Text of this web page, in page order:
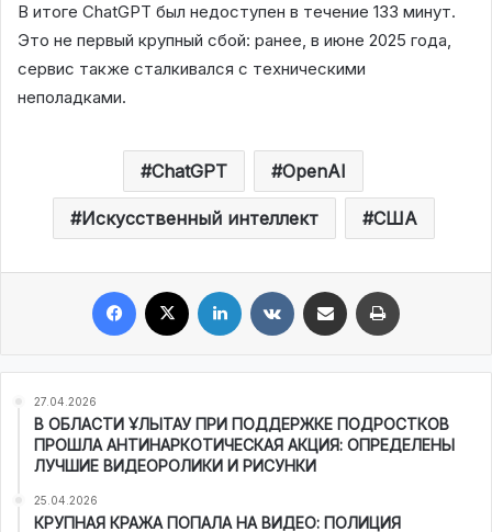
В итоге ChatGPT был недоступен в течение 133 минут.
Это не первый крупный сбой: ранее, в июне 2025 года,
сервис также сталкивался с техническими
неполадками.
ChatGPT OpenAI
Искусственный интеллект США
27.04.2026
В ОБЛАСТИ ҰЛЫТАУ ПРИ ПОДДЕРЖКЕ ПОДРОСТКОВ
ПРОШЛА АНТИНАРКОТИЧЕСКАЯ АКЦИЯ: ОПРЕДЕЛЕНЫ
ЛУЧШИЕ ВИДЕОРОЛИКИ И РИСУНКИ
25.04.2026
КРУПНАЯ КРАЖА ПОПАЛА НА ВИДЕО: ПОЛИЦИЯ